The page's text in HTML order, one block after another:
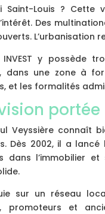
Saint-Louis ? Cette
Des
L’urbanisation
INVEST y
, dans une zone à
et les formalités
Veyssière connaît
Dès 2002, il a lancé
dans l’immobilier
sur un réseau
promoteurs et